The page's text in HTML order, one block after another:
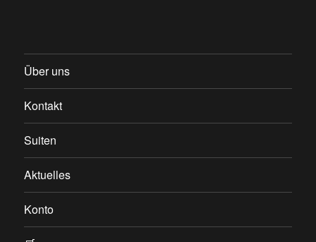
Über uns
Kontakt
Suiten
Aktuelles
Konto